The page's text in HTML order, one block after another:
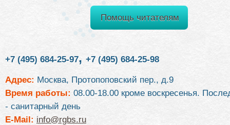
Помощь читателям
+7 (495) 684-25-97, +7 (495) 684-25-98
Адрес: Москва, Протопоповский пер., д.9
Время работы: 08.00-18.00 кроме воскресенья.
- санитарный день
E-Mail: info@rgbs.ru